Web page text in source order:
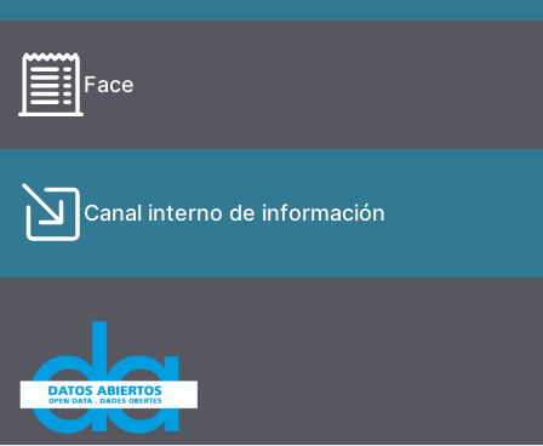
Face
Canal interno de información